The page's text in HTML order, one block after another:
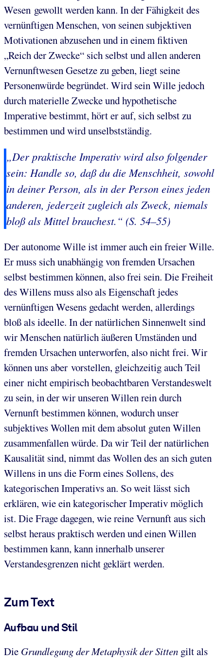
Wesen gewollt werden kann. In der Fähigkeit des
vernünftigen Menschen, von seinen subjektiven
Motivationen abzusehen und in einem fiktiven
„Reich der Zwecke“ sich selbst und allen anderen
Vernunftwesen Gesetze zu geben, liegt seine
Personenwürde begründet. Wird sein Wille jedoch
durch materielle Zwecke und hypothetische
Imperative bestimmt, hört er auf, sich selbst zu
bestimmen und wird unselbstständig.
„Der praktische Imperativ wird also folgender
sein: Handle so, daß du die Menschheit, sowohl
in deiner Person, als in der Person eines jeden
anderen, jederzeit zugleich als Zweck, niemals
bloß als Mittel brauchest.“ (S. 54–55)
Der autonome Wille ist immer auch ein freier Wille.
Er muss sich unabhängig von fremden Ursachen
selbst bestimmen können, also frei sein. Die Freiheit
des Willens muss also als Eigenschaft jedes
vernünftigen Wesens gedacht werden, allerdings
bloß als ideelle. In der natürlichen Sinnenwelt sind
wir Menschen natürlich äußeren Umständen und
fremden Ursachen unterworfen, also nicht frei. Wir
können uns aber vorstellen, gleichzeitig auch Teil
einer nicht empirisch beobachtbaren Verstandeswelt
zu sein, in der wir unseren Willen rein durch
Vernunft bestimmen können, wodurch unser
subjektives Wollen mit dem absolut guten Willen
zusammenfallen würde. Da wir Teil der natürlichen
Kausalität sind, nimmt das Wollen des an sich guten
Willens in uns die Form eines Sollens, des
kategorischen Imperativs an. So weit lässt sich
erklären, wie ein kategorischer Imperativ möglich
ist. Die Frage dagegen, wie reine Vernunft aus sich
selbst heraus praktisch werden und einen Willen
bestimmen kann, kann innerhalb unserer
Verstandesgrenzen nicht geklärt werden.
Zum Text
Aufbau und Stil
Die Grundlegung der Metaphysik der Sitten gilt als